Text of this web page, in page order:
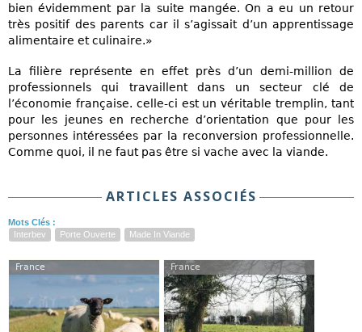
bien évidemment par la suite mangée. On a eu un retour
très positif des parents car il s’agissait d’un apprentissage
alimentaire et culinaire.»
La filière représente en effet près d’un demi-million de
professionnels qui travaillent dans un secteur clé de
l’économie française. celle-ci est un véritable tremplin, tant
pour les jeunes en recherche d’orientation que pour les
personnes intéressées par la reconversion professionnelle.
Comme quoi, il ne faut pas être si vache avec la viande.
ARTICLES ASSOCIÉS
Mots Clés :
Interbev
Porte Ouverte Made In Viande
France France